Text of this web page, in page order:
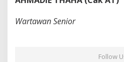
Wartawan Senior
Follow